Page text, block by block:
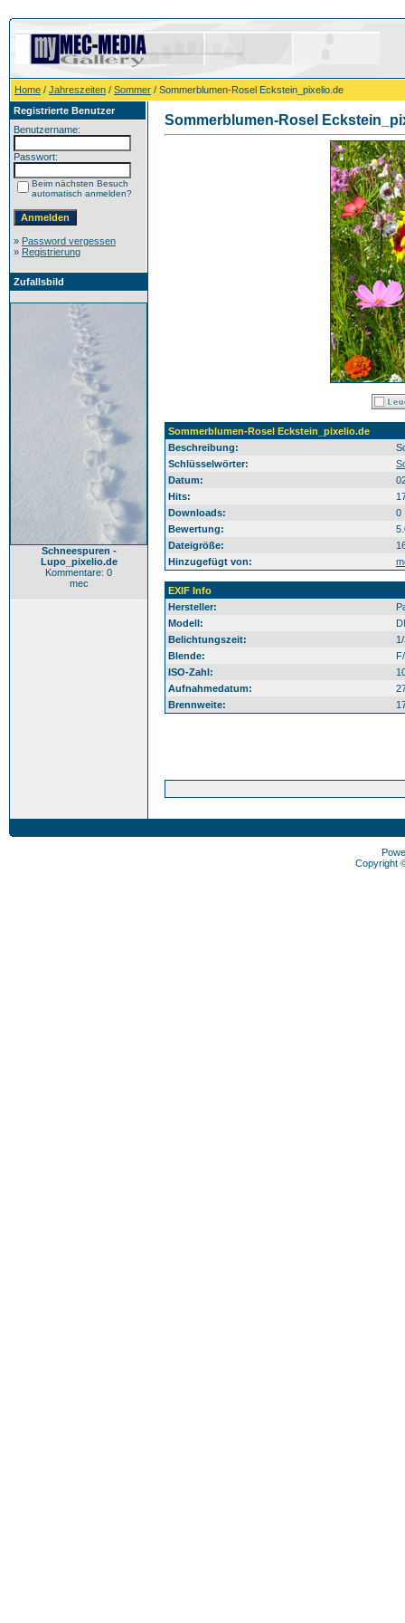
Home / Jahreszeiten / Sommer / Sommerblumen-Rosel Eckstein_pixelio.de
Registrierte Benutzer
Benutzername:
Passwort:
Beim nächsten Besuch
automatisch anmelden?
» Password vergessen
» Registrierung
Zufallsbild
Schneespuren -
Lupo_pixelio.de
Kommentare: 0
mec
Sommerblumen-Rosel
Sommerblumen-Rosel Eckstein_pixelio.de
Beschreibung:
Schlüsselwörter:
Datum:
Hits:
Downloads:
0
Bewertung:
Dateigröße:
Hinzugefügt von:
EXIF Info
Hersteller:
Modell:
Belichtungszeit:
Blende:
ISO-Zahl:
Aufnahmedatum:
Brennweite:
Copyright